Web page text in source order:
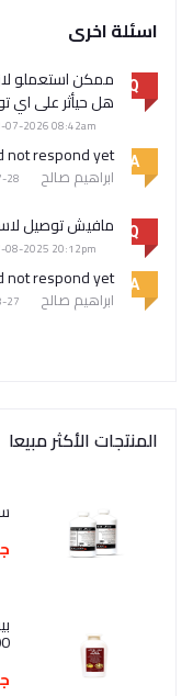
اسئلة اخرى
Q
ممكن استعملو
هل حيأثر على اي
07-2026 08:42am
A
not respond yet
ابراهيم صالح 28-07-2026 08:42am
Q مافيش توصيل
08-2025 20:12pm
A
not respond yet
ابراهيم صالح 27-08-2025 20:12pm
المنتجات الأكثر مبيعا